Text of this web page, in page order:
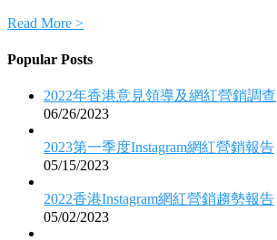
Read More >
Popular Posts
2022年香港意見領導及網紅營銷調查
06/26/2023
2023第一季度Instagram網紅營銷報告
05/15/2023
2022香港Instagram網紅營銷趨勢報告
05/02/2023